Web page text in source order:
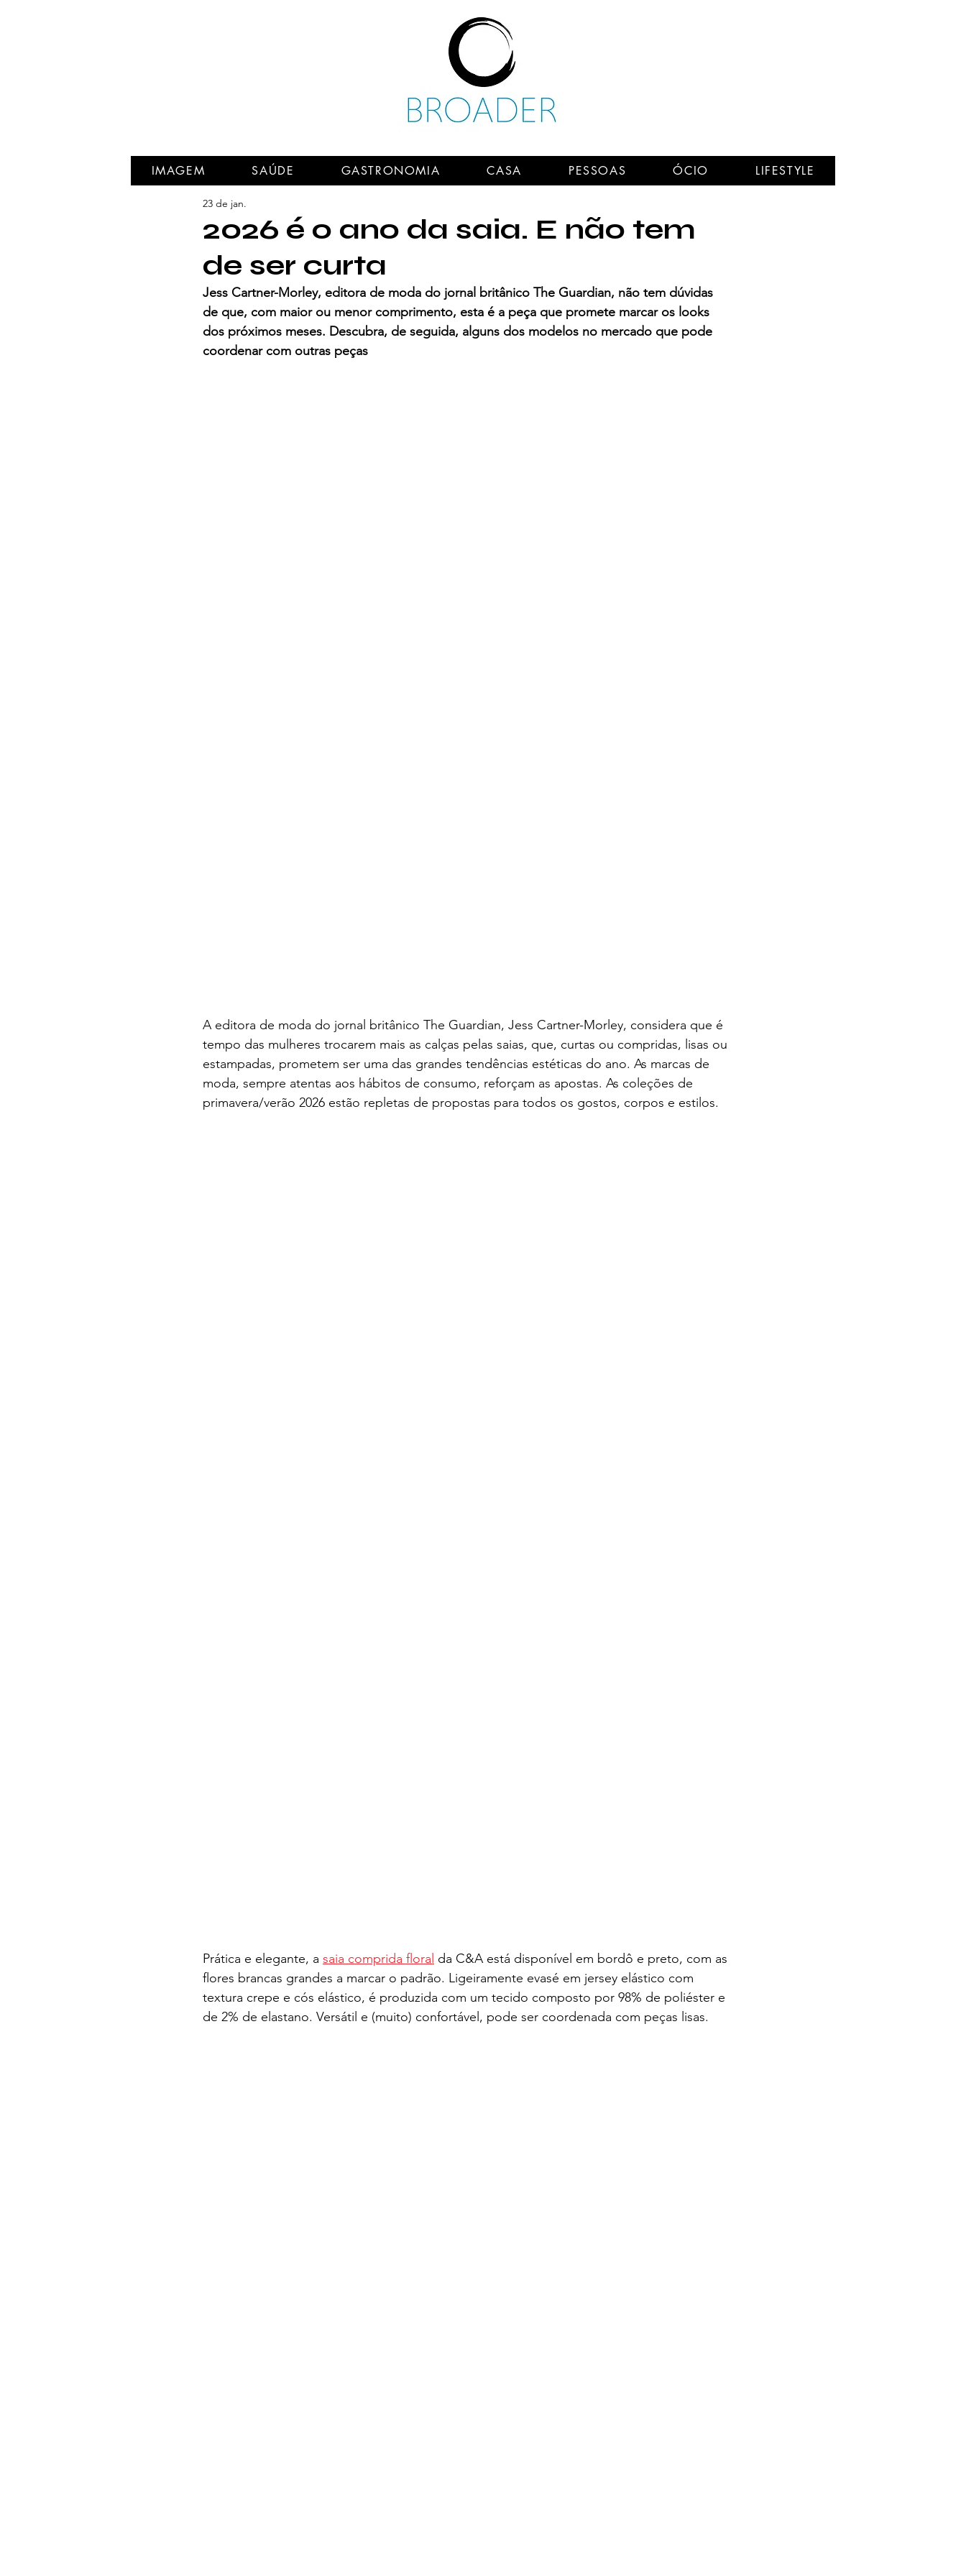
IMAGEM SAÚDE GASTRONOMIA CASA PESSOAS ÓCIO LIFESTYLE
2026 é o ano da saia. E não tem
de ser curta
23 de jan.
Jess Cartner-Morley, editora de moda do jornal britânico The Guardian, não tem dúvidas
de que, com maior ou menor comprimento, esta é a peça que promete marcar os looks
dos próximos meses. Descubra, de seguida, alguns dos modelos no mercado que pode
coordenar com outras peças
A editora de moda do jornal britânico The Guardian, Jess Cartner-Morley, considera que é
tempo das mulheres trocarem mais as calças pelas saias, que, curtas ou compridas, lisas ou
estampadas, prometem ser uma das grandes tendências estéticas do ano. As marcas de
moda, sempre atentas aos hábitos de consumo, reforçam as apostas. As coleções de
primavera/verão 2026 estão repletas de propostas para todos os gostos, corpos e estilos.
Prática e elegante, a saia comprida floral da C&A está disponível em bordô e preto, com as
flores brancas grandes a marcar o padrão. Ligeiramente evasé em jersey elástico com
textura crepe e cós elástico, é produzida com um tecido composto por 98% de poliéster e
de 2% de elastano. Versátil e (muito) confortável, pode ser coordenada com peças lisas.